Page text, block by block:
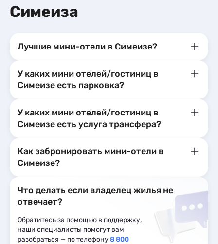
Мини-отели 1
Симеиза
Лучшие мини-отели в Симеизе?
У каких мини отелей/гостиниц в
Симеизе есть парковка?
У каких мини отелей/гостиниц в
Симеизе есть услуга трансфера?
Как забронировать мини-отели в
Симеизе?
Что делать если владелец жилья не
отвечает?
Обратитесь за помощью в поддержку,
наши специалисты помогут вам
разобраться — по телефону8 800